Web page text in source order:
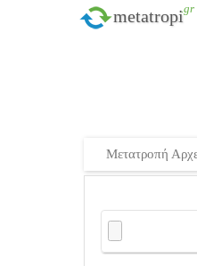
metatropi.gr
Μετατροπή